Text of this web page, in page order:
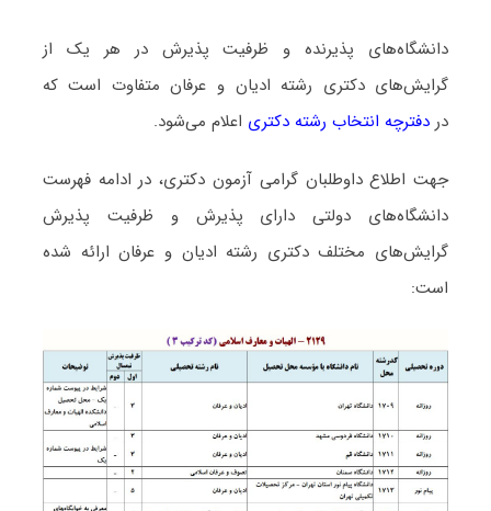
دانشگاه‌های پذیرنده و ظرفیت پذیرش در هر یک از
گرایش‌های دکتری رشته ادﻳﺎن و ﻋﺮﻓﺎن متفاوت است که
در دفترچه انتخاب رشته دکتری اعلام می‌شود.
جهت اطلاع داوطلبان گرامی آزمون دکتری، در ادامه فهرست
دانشگاه‌های دولتی دارای پذیرش و ظرفیت پذیرش
گرایش‌های مختلف دکتری رشته ادﻳﺎن و ﻋﺮﻓﺎن ارائه شده
است: